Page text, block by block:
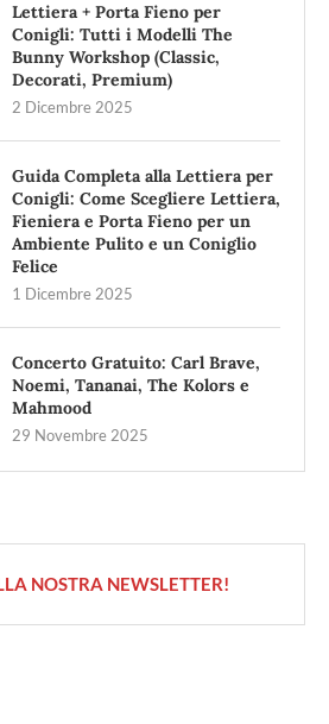
Lettiera + Porta Fieno per
Conigli: Tutti i Modelli The
Bunny Workshop (Classic,
Decorati, Premium)
2 Dicembre 2025
Guida Completa alla Lettiera per
Conigli: Come Scegliere Lettiera,
Fieniera e Porta Fieno per un
Ambiente Pulito e un Coniglio
Felice
1 Dicembre 2025
Concerto Gratuito: Carl Brave,
Noemi, Tananai, The Kolors e
Mahmood
29 Novembre 2025
NOSTRA NEWSLETTER!